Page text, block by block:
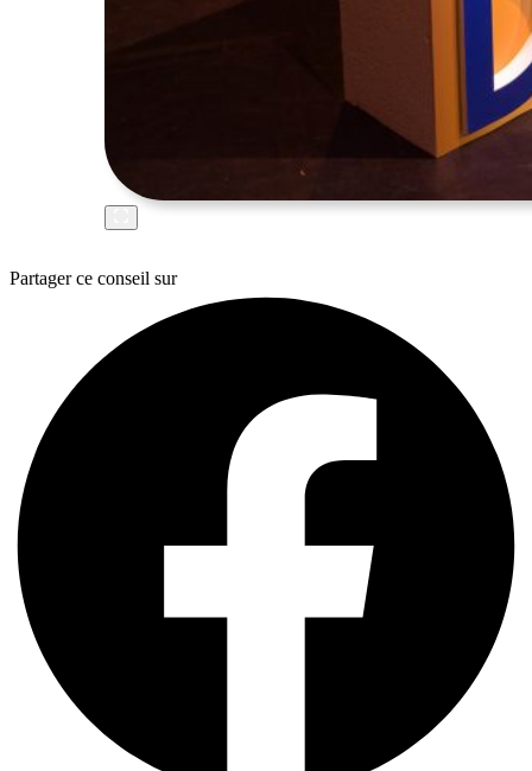
Partager ce conseil sur